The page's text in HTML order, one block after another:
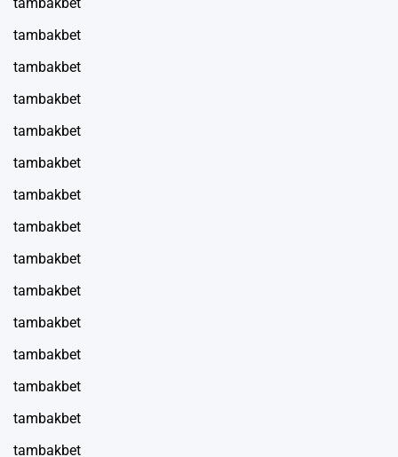
tambakbet
tambakbet
tambakbet
tambakbet
tambakbet
tambakbet
tambakbet
tambakbet
tambakbet
tambakbet
tambakbet
tambakbet
tambakbet
tambakbet